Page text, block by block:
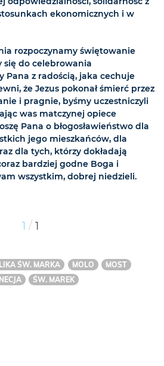
ekonomicznych i w
rozpoczynamy świętowanie
się do celebrowania
Pana z radością, jaka cechuje
że Jezus pokonał śmierć przez
i pragnie, byśmy uczestniczyli
was matczynej opiece
Pana o błogosławieństwo dla
jego mieszkańców, dla
dla tych, którzy dokładają
bardziej godne Boga i
wszystkim, dobrej niedzieli.
1 / 1
ŚW. MARKA MOLO
MOST
ŚW. MAREK